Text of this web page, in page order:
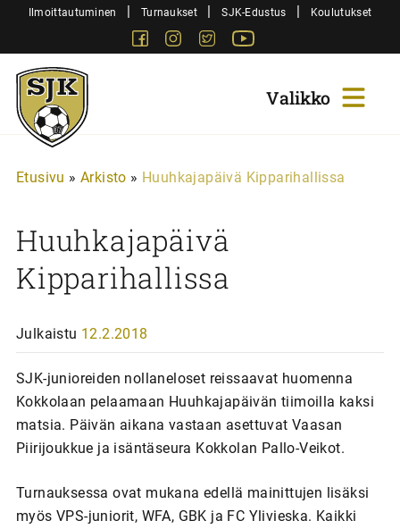
SiirryIlmoittautuminen | Turnaukset | SJK-Edustus | Koulutukset
FacebookInstagram
Twitter
Sjk-
Juniorit
Etusivu » Arkisto » Huuhkajapäivä Kipparihallissa
Huuhkajapäivä
Kipparihallissa
Julkaistu 12.2.2018
SJK-junioreiden nollaneloset reissaavat huomenna
Kokkolaan pelaamaan Huuhkajapäivän tiimoilla kaksi
matsia. Päivän aikana vastaan asettuvat Vaasan
Piirijoukkue ja isäntäseura Kokkolan Pallo-Veikot.
Turnauksessa ovat mukana edellä mainittujen lisäksi
myös VPS-juniorit, WFA, GBK ja FC Ylivieska. Kaikki